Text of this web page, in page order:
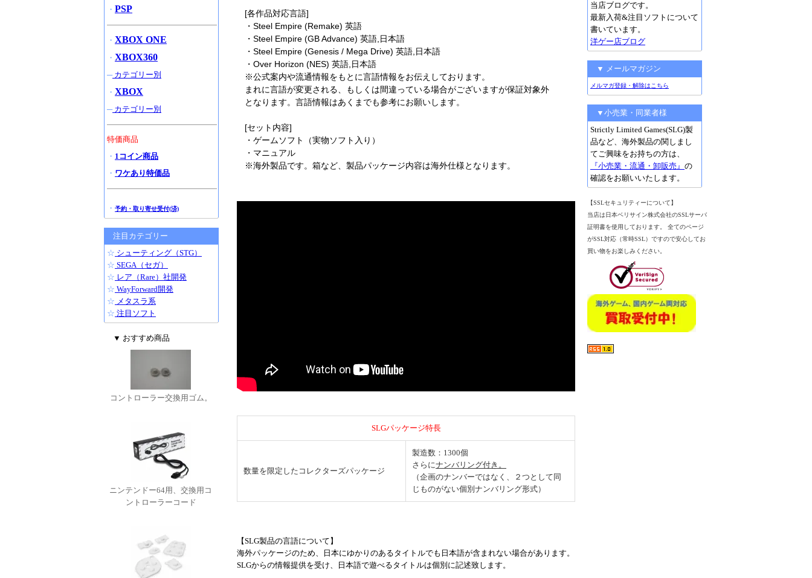
[各作品対応言語]
・Steel Empire (Remake) 英語
・Steel Empire (GB Advance) 英語,日本語
・Steel Empire (Genesis / Mega Drive) 英語,日本語
・Over Horizon (NES) 英語,日本語
※公式案内や流通情報をもとに言語情報をお伝えしております。
まれに言語が変更される、もしくは間違っている場合がございますが保証対象外
となります。言語情報はあくまでも参考にお願いします。
[セット内容]
・ゲームソフト（実物ソフト入り）
・マニュアル
※海外製品です。箱など、製品パッケージ内容は海外仕様となります。
SLGパッケージ特長
数量を限定したコレクターズパッケージ
製造数：1300個
さらにナンバリング付き。
（企画のナンバーではなく、２つとして同
じものがない個別ナンバリング形式）
【SLG製品の言語について】
海外パッケージのため、日本にゆかりのあるタイトルでも日本語が含まれない場合があります。
SLGからの情報提供を受け、日本語で遊べるタイトルは個別に記述致します。
・ PSP
・ XBOX ONE
・ XBOX360
─カテゴリー別
・ XBOX
─カテゴリー別
特価商品
・ 1コイン商品
・ ワケあり特価品
・ 予約・取り寄せ受付(済)
注目カテゴリー
☆ シューティング（STG）
☆ SEGA（セガ）
☆ レア（Rare）社開発
☆ WayForward開発
☆ メタスラ系
☆ 注目ソフト
▼ おすすめ商品
コントローラー交換用ゴム。
ニンテンドー64用、交換用コ
ントローラーコード
当店ブログです。
最新入荷&注目ソフトについて
書いています。
洋ゲー店ブログ
▼ メールマガジン
メルマガ登録・解除はこちら
▼小売業・同業者様
Strictly Limited Games(SLG)製
品など、海外製品の関しまし
てご興味をお持ちの方は、
『小売業・流通・卸販売』 の
確認をお願いいたします。
【SSLセキュリティーについて】
当店は日本ベリサイン株式会社のSSLサーバ
証明書を使用しております。 全てのページ
がSSL対応（常時SSL）ですので安心してお
買い物をお楽しみください。